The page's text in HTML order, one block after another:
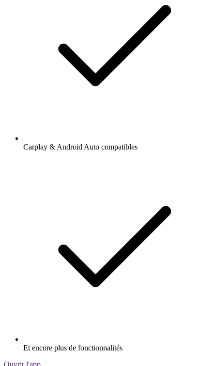
Carplay & Android Auto compatibles
Et encore plus de fonctionnalités